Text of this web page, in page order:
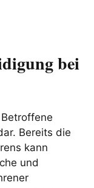
bei
Bereits die
kann
und